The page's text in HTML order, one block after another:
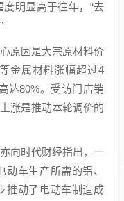
明显高于往年，“去
原因是大宗原材料价
金属材料涨幅超过4
达80%。受访门店销
涨是推动本轮调价的
向时代财经指出，一
车生产所需的铝、
推动了电动车制造成